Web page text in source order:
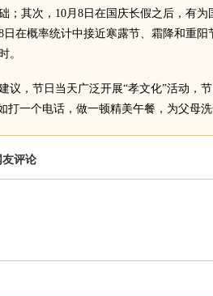
；其次，10月8日在国庆长假之后，有
日在概率统计中接近寒露节、霜降和重
。
，节日当天广泛开展“孝文化”活动，节
打一个电话，做一顿精美午餐，为父母
友评论